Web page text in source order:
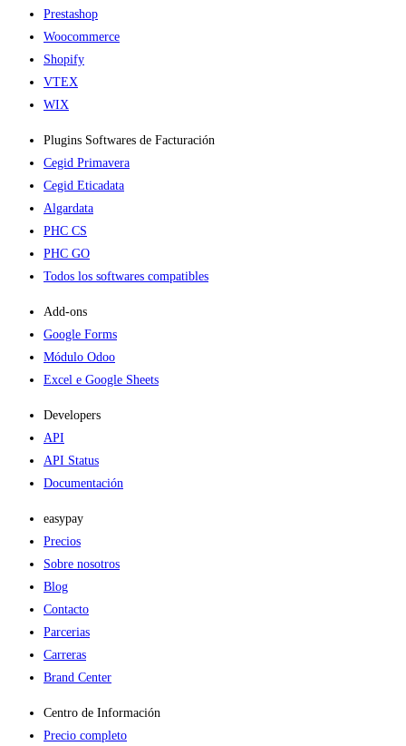
Prestashop
Woocommerce
Shopify
VTEX
WIX
Plugins Softwares de Facturación
Cegid Primavera
Cegid Eticadata
Algardata
PHC CS
PHC GO
Todos los softwares compatibles
Add-ons​
Google Forms
Módulo Odoo
Excel e Google Sheets
Developers
API
API Status
Documentación
easypay
Precios
Sobre nosotros
Blog
Contacto
Parcerias
Carreras
Brand Center
Centro de Información
Precio completo